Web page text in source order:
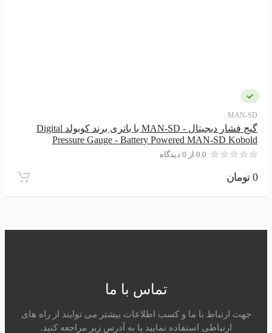
MAN-SD
گیج فشار دیجیتال - MAN-SD با باتری برند کوبولد Digital
Pressure Gauge - Battery Powered MAN-SD Kobold
0.0 از 0 دیدگاه
0 تومان
تماس با ما
جهت ارتباط با ما و کسب اطلاعات بیشتر می توایند از راه های
ارتباطی استفاده نمایید یا به آدرس زیر مراجعه کنید.